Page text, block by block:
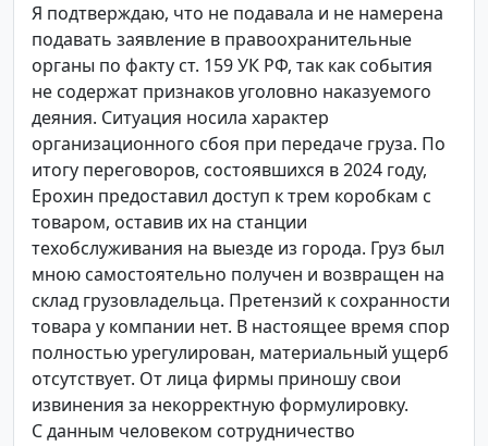
Я подтверждаю, что не подавала и не намерена
подавать заявление в правоохранительные
органы по факту ст. 159 УК РФ, так как события
не содержат признаков уголовно наказуемого
деяния. Ситуация носила характер
организационного сбоя при передаче груза. По
итогу переговоров, состоявшихся в 2024 году,
Ерохин предоставил доступ к трем коробкам с
товаром, оставив их на станции
техобслуживания на выезде из города. Груз был
мною самостоятельно получен и возвращен на
склад грузовладельца. Претензий к сохранности
товара у компании нет. В настоящее время спор
полностью урегулирован, материальный ущерб
отсутствует. От лица фирмы приношу свои
извинения за некорректную формулировку.
С данным человеком сотрудничество